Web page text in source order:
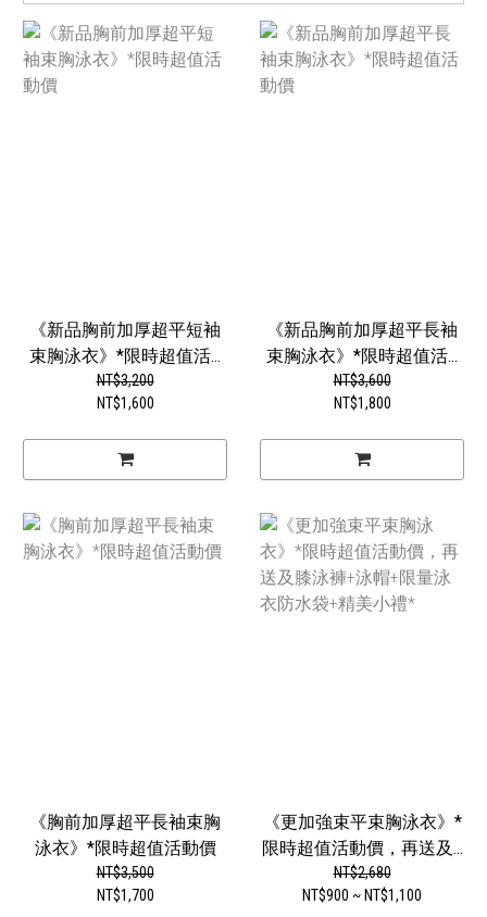
《新品胸前加厚超平短袖
束胸泳衣》*限時超值活...
NT$3,200
NT$1,600
《新品胸前加厚超平長袖
束胸泳衣》*限時超值活...
NT$3,600
NT$1,800
《胸前加厚超平長袖束胸
泳衣》*限時超值活動價
NT$3,500
NT$1,700
《更加強束平束胸泳衣》*
限時超值活動價，再送及...
NT$2,680
NT$900 ~ NT$1,100